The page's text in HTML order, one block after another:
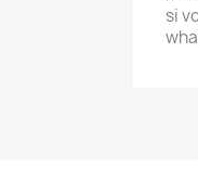
si